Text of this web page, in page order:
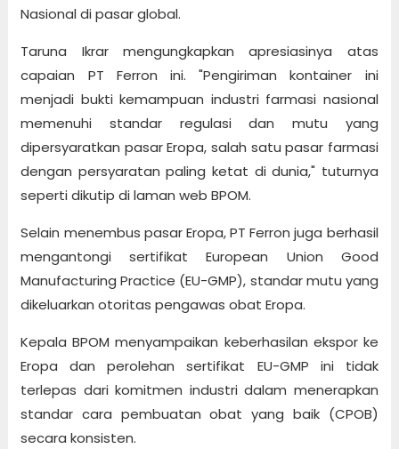
Nasional di pasar global.
Taruna Ikrar mengungkapkan apresiasinya atas
capaian PT Ferron ini. "Pengiriman kontainer ini
menjadi bukti kemampuan industri farmasi nasional
memenuhi standar regulasi dan mutu yang
dipersyaratkan pasar Eropa, salah satu pasar farmasi
dengan persyaratan paling ketat di dunia," tuturnya
seperti dikutip di laman web BPOM.
Selain menembus pasar Eropa, PT Ferron juga berhasil
mengantongi sertifikat European Union Good
Manufacturing Practice (EU-GMP), standar mutu yang
dikeluarkan otoritas pengawas obat Eropa.
Kepala BPOM menyampaikan keberhasilan ekspor ke
Eropa dan perolehan sertifikat EU-GMP ini tidak
terlepas dari komitmen industri dalam menerapkan
standar cara pembuatan obat yang baik (CPOB)
secara konsisten.